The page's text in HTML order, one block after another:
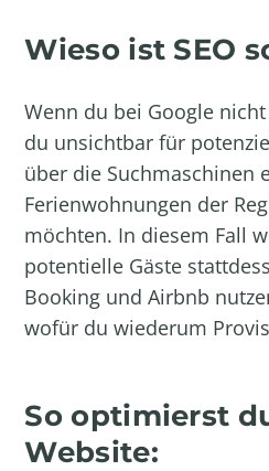
Wieso ist SEO
Wenn du bei Google
du unsichtbar für
über die Suchmaschinen
Ferienwohnungen der
möchten. In diesem Fall
potentielle Gäste
Booking und Airbnb
wofür du wiederum
So optimierst
Website: